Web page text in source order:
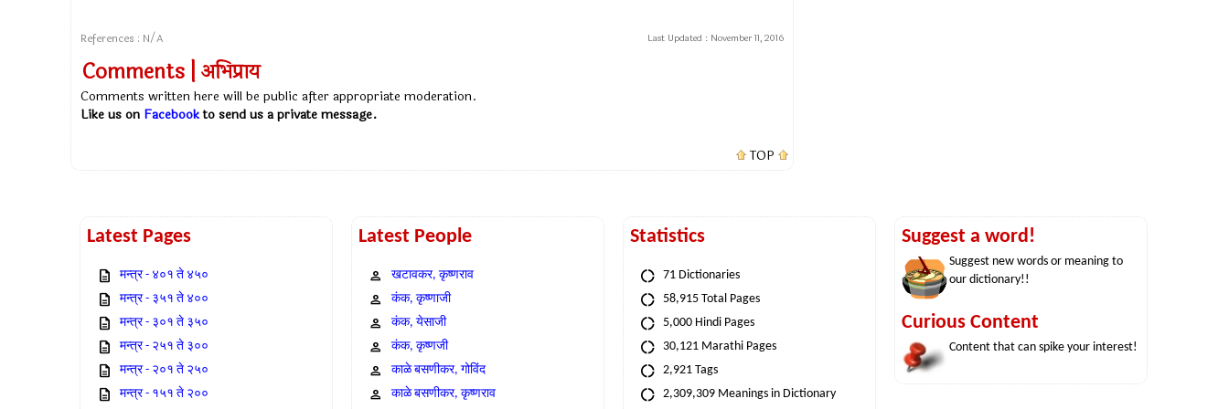
References : N/A Last Updated : November 11, 2016
Comments | अभिप्राय
Comments written here will be public after appropriate moderation.
Like us on Facebookto send us a private message.
TOP
Latest Pages
मन्त्र - ४०१ ते ४५०
मन्त्र - ३५१ ते ४००
मन्त्र - ३०१ ते ३५०
मन्त्र - २५१ ते ३००
मन्त्र - २०१ ते २५०
मन्त्र - १५१ ते २००
Latest People
खटावकर, कृष्णराव
कंक, कृष्णाजी
कंक, येसाजी
कंक, कृष्णजी
काळे बसणीकर, गोविंद
काळे बसणीकर, कृष्णराव
Statistics
71 Dictionaries
58,915 Total Pages
5,000 Hindi Pages
30,121 Marathi Pages
2,921 Tags
2,309,309 Meanings in Dictionary
Suggest a word!
Suggest new words or meaning to
our dictionary!!
Curious Content
Content that can spike your interest!